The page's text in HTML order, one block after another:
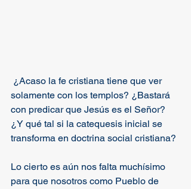
solamente con los templos? ¿Bastará
con predicar que Jesús es el Señor?
¿Y qué tal si la catequesis inicial se
transforma en doctrina social cristiana?
Lo cierto es aún nos falta muchísimo
para que nosotros como Pueblo de